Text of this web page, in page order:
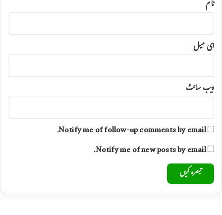
نام
ای میل
ویب‌ سائٹ
Notify me of follow-up comments by email.
Notify me of new posts by email.